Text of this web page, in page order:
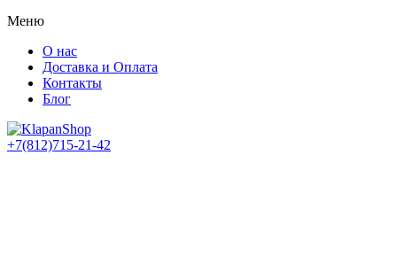
Меню
О нас
Доставка и Оплата
Контакты
Блог
+7(812)715-21-42